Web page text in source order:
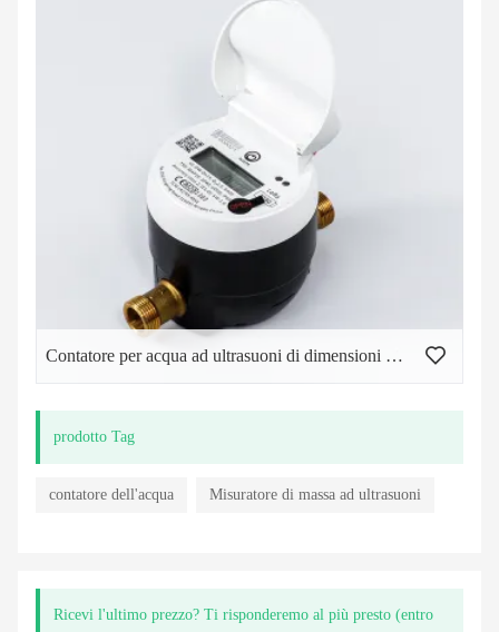
Contatore per acqua ad ultrasuoni di dimensioni domestiche
prodotto Tag
contatore dell'acqua Misuratore di massa ad ultrasuoni
Ricevi l'ultimo prezzo? Ti risponderemo al più presto (entro